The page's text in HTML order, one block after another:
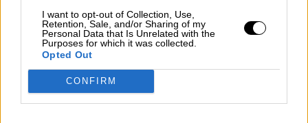
I want to opt-out of Collection, Use,
Retention, Sale, and/or Sharing of my
Personal Data that Is Unrelated with the
Purposes for which it was collected.
Opted Out
CONFIRM
Por Carlos Miranda
Clara Campoamor: Mi sueño,
mi pesadilla
María Pérez Herrero